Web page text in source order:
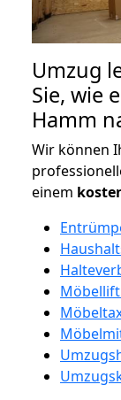
Umzug
Sie, wie
Hamm
Wir können
einem